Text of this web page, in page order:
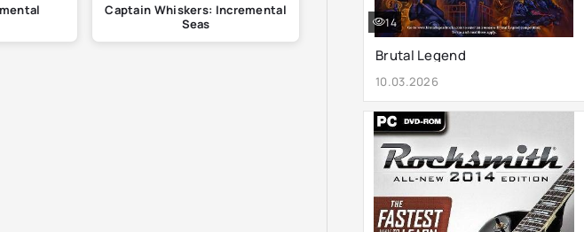
Captain Whiskers: Incremental
Seas
Brutal Legend
10.03.2026
14